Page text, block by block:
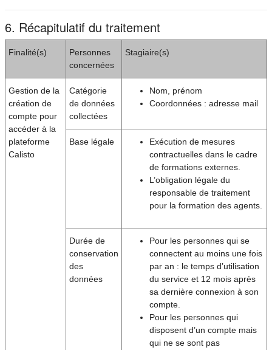
6. Récapitulatif du traitement
Finalité(s)
Personnes
concernées
Stagiaire(s)
Gestion de la
création de
compte pour
accéder à la
plateforme
Calisto
Catégorie
de données
collectées
Nom, prénom
Coordonnées : adresse mail
Base légale
Exécution de mesures
contractuelles dans le cadre
de formations externes.
L’obligation légale du
responsable de traitement
pour la formation des agents.
Durée de
conservation
des
données
Pour les personnes qui se
connectent au moins une fois
par an : le temps d’utilisation
du service et 12 mois après
sa dernière connexion à son
compte.
Pour les personnes qui
disposent d’un compte mais
qui ne se sont pas